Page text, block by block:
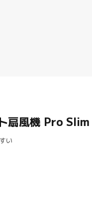
扇風機 Pro Slim
い